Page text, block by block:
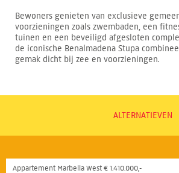
Bewoners genieten van exclusieve
voorzieningen zoals zwembaden, een
tuinen en een beveiligd afgesloten
de iconische Benalmadena Stupa
gemak dicht bij zee en voorzieningen.
ALTERNATIEVEN
Appartement Marbella West € 1.410.000,-